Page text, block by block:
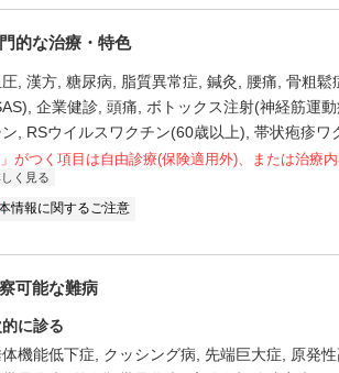
的な治療・特色
漢方 糖尿病 脂質異常症 鍼灸 腰痛 骨粗鬆
企業健診 頭痛 ボトックス注射(神経筋運
RSウイルスワクチン(60歳以上) 帯状疱疹ワ
がつく項目は自由診療(保険適用外)、または治療
く見る
情報に関するご注意
可能な難病
に診る
機能低下症
クッシング病 先端巨大症 原発